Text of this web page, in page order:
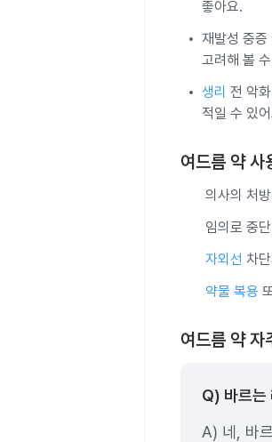
좋아요.
재발성 중
고려해 볼
생리 전 악
적일 수 있
여드름 약 사
의사의 처
임의로 중
자외선 차
약물 복용
여드름 약 자
Q) 바르는
A) 네, 바